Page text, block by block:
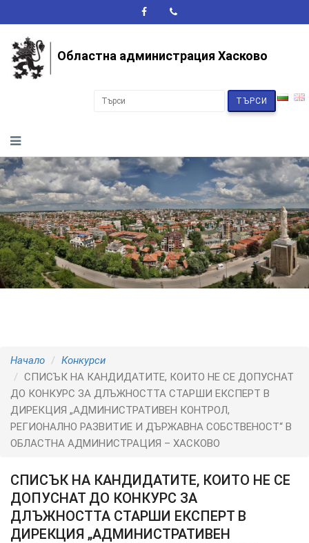
Областна администрация Хасково
ТЪРСИ
Начало
Конкурси
СПИСЪК НА КАНДИДАТИТЕ, КОИТО НЕ СЕ ДОПУСНАТ
ДО КОНКУРС ЗА ДЛЪЖНОСТТА СТАРШИ ЕКСПЕРТ В
ДИРЕКЦИЯ „АДМИНИСТРАТИВЕН КОНТРОЛ,
РЕГИОНАЛНО РАЗВИТИЕ И ДЪРЖАВНА СОБСТВЕНОСТ“ В
ОБЛАСТНА АДМИНИСТРАЦИЯ – ХАСКОВО
СПИСЪК НА КАНДИДАТИТЕ, КОИТО НЕ СЕ
ДОПУСНАТ ДО КОНКУРС ЗА
ДЛЪЖНОСТТА СТАРШИ ЕКСПЕРТ В
ДИРЕКЦИЯ „АДМИНИСТРАТИВЕН